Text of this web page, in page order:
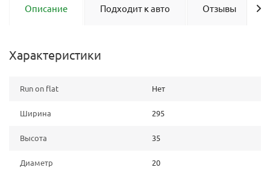
Описание Подходит к авто Отзывы
Характеристики
Run on flat Нет
Ширина 295
Высота 35
Диаметр 20